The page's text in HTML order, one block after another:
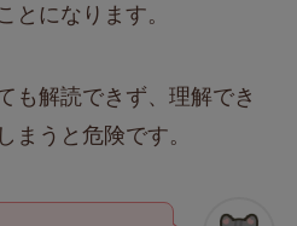
とになります。
も解読できず、理解でき
まうと危険です。